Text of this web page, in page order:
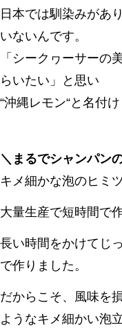
日本では馴染みがあ
いないんです。
「シークヮーサーの
らいたい」と思い
“沖縄レモン“と名付け
＼まるでシャンパン
キメ細かな泡のヒミツ
大量生産で短時間で
長い時間をかけてじ
で作りました。
だからこそ、風味を
ようなキメ細かい泡